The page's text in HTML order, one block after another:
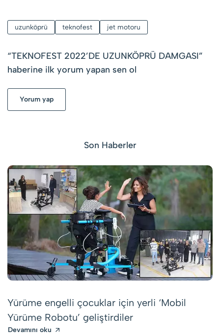
uzunköprü teknofest jet motoru
“TEKNOFEST 2022’DE UZUNKÖPRÜ DAMGASI”
haberine ilk yorum yapan sen ol
Yorum yap
Son Haberler
Yürüme engelli çocuklar için yerli ‘Mobil
Yürüme Robotu’ geliştirdiler
Devamını oku